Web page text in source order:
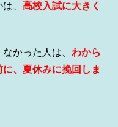
、 高校入試に大きく
かった人は、 わから
、夏休みに挽回しま